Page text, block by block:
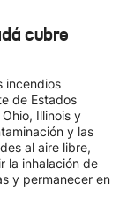
cubre
incendios
de Estados
Illinois y
y las
al aire libre,
la inhalación de
y permanecer en